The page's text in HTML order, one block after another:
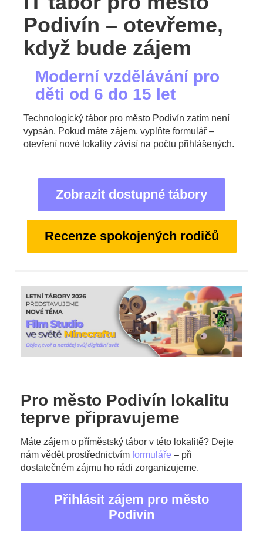
Podivín – otevřeme,
když bude zájem
Moderní vzdělávání pro
děti od 6 do 15 let
Technologický tábor pro město Podivín zatím není
vypsán. Pokud máte zájem, vyplňte formulář –
otevření nové lokality závisí na počtu přihlášených.
Zobrazit dostupné tábory
Recenze spokojených rodičů
Pro město Podivín lokalitu
teprve připravujeme
Máte zájem o příměstský tábor v této lokalitě? Dejte
nám vědět prostřednictvím formuláře – při
dostatečném zájmu ho rádi zorganizujeme.
Přihlásit zájem pro město
Podivín